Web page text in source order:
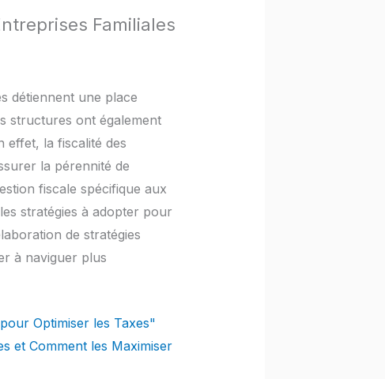
Familiales
détiennent une place
structures ont également
effet, la fiscalité des
la pérennité de
fiscale spécifique aux
stratégies à adopter pour
de stratégies
à naviguer plus
Optimiser les Taxes"
et Comment les Maximiser